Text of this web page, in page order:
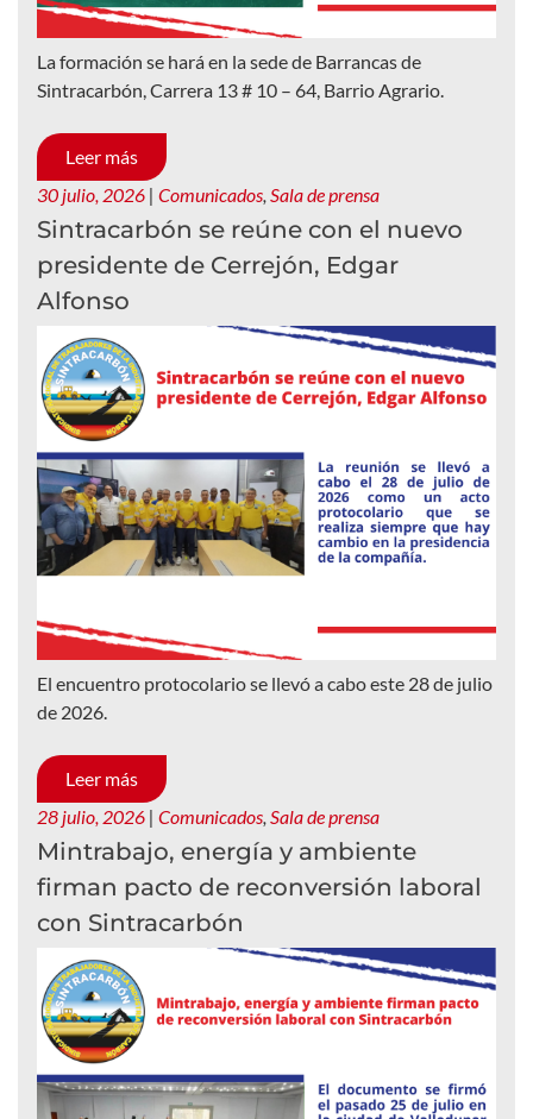
La formación se hará en la sede de Barrancas de
Sintracarbón, Carrera 13 # 10 – 64, Barrio Agrario.
Leer más
30 julio, 2026 | Comunicados Sala de prensa
Sintracarbón se reúne con el nuevo
presidente de Cerrejón, Edgar
Alfonso
El encuentro protocolario se llevó a cabo este 28 de julio
de 2026.
Leer más
28 julio, 2026 | Comunicados, Sala de prensa
Mintrabajo, energía y ambiente
firman pacto de reconversión laboral
con Sintracarbón